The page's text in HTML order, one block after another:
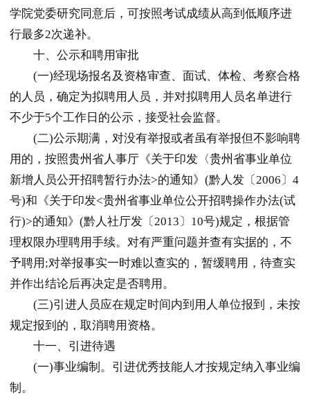
学院党委研究同意后，可按照考试成绩从高到低顺序进
行最多2次递补。
十、公示和聘用审批
(一)经现场报名及资格审查、面试、体检、考察合格
的人员，确定为拟聘用人员，并对拟聘用人员名单进行
不少于5个工作日的公示，接受社会监督。
(二)公示期满，对没有举报或者虽有举报但不影响聘
用的，按照贵州 省人事厅《关于印发〈贵州 省事业单位
新增人员公开招聘暂行办法>的通知》(黔人发〔2006〕4
号)和《关于印发<贵州 省事业单位公开招聘操作办法(试
行)>的通知》(黔人社厅发〔2013〕10号)规定，根据管
理权限办理聘用手续。对有严重问题并查有实据的，不
予聘用;对举报事实一时难以查实的，暂缓聘用，待查实
并作出结论后再决定是否聘用。
(三)引进人员应在规定时间内到用人单位报到，未按
规定报到的，取消聘用资格。
十一、引进待遇
(一)事业编制。引进优秀技能人才按规定纳入事业编
制。